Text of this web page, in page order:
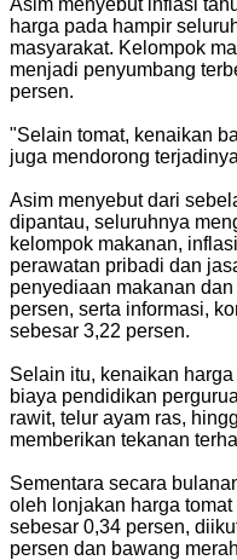
harga pada hampir
masyarakat. Kelompok
menjadi penyumbang
persen.
"Selain tomat, kenaikan
juga mendorong
Asim menyebut dari
dipantau, seluruhnya
kelompok makanan,
perawatan pribadi dan
penyediaan makanan
persen, serta informasi,
sebesar 3,22 persen.
Selain itu, kenaikan
biaya pendidikan
rawit, telur ayam ras,
memberikan tekanan
Sementara secara
oleh lonjakan harga
sebesar 0,34 persen,
persen dan bawang